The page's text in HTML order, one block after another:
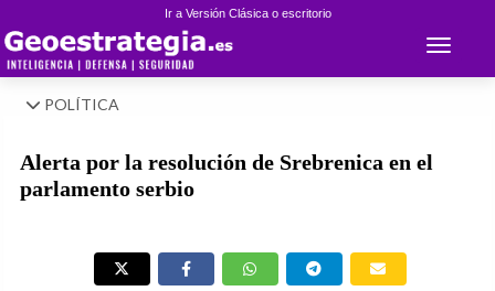
Ir a Versión Clásica o escritorio
Toggle
POLÍTICA
Alerta por la resolución de Srebrenica en el
parlamento serbio